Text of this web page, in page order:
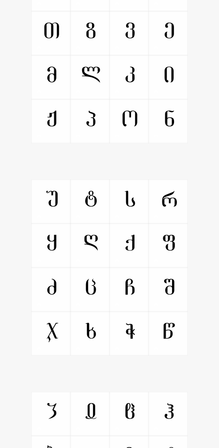
Ⴄ
Ⴅ
Ⴆ
Ⴇ
Ⴈ
Ⴉ
Ⴊ
Ⴋ
Ⴌ
Ⴍ
Ⴎ
Ⴏ
Ⴐ
Ⴑ
Ⴒ
Ⴓ
Ⴔ
Ⴕ
Ⴖ
Ⴗ
Ⴘ
Ⴙ
Ⴚ
Ⴛ
Ⴜ
Ⴝ
Ⴞ
Ⴟ
Ⴠ
Ⴡ
Ⴢ
Ⴣ